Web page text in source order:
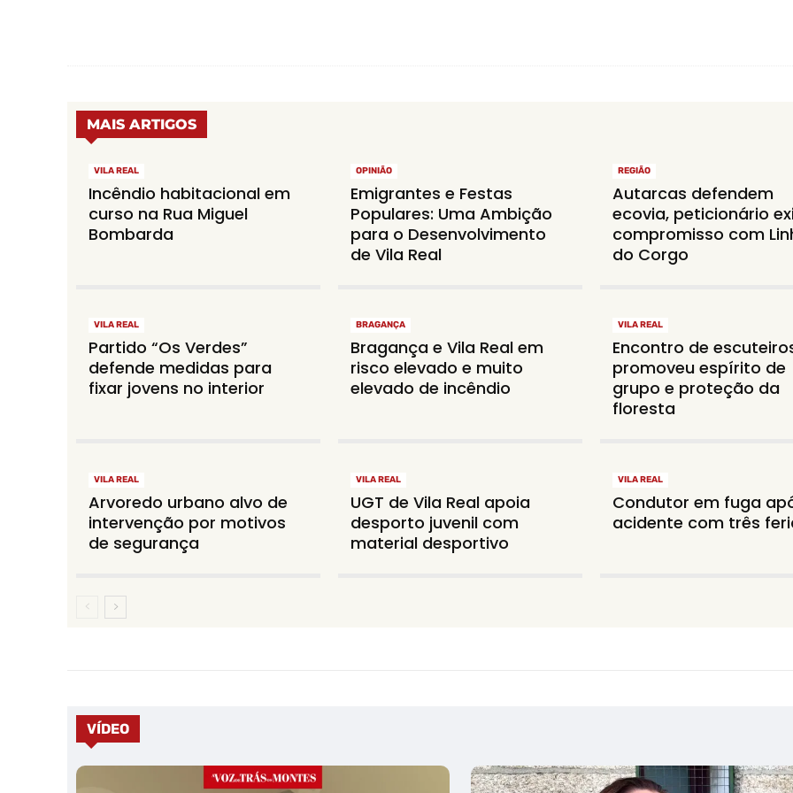
MAIS ARTIGOS
VILA REAL
Incêndio habitacional em
curso na Rua Miguel
Bombarda
OPINIÃO
Emigrantes e Festas
Populares: Uma Ambição
para o Desenvolvimento
de Vila Real
REGIÃO
Autarcas defendem
ecovia, peticionário
compromisso com
do Corgo
VILA REAL
Partido “Os Verdes”
defende medidas para
fixar jovens no interior
BRAGANÇA
Bragança e Vila Real em
risco elevado e muito
elevado de incêndio
VILA REAL
Encontro de
promoveu espírito de
grupo e proteção da
floresta
VILA REAL
Arvoredo urbano alvo de
intervenção por motivos
de segurança
VILA REAL
UGT de Vila Real apoia
desporto juvenil com
material desportivo
VILA REAL
Condutor em fuga
acidente com três
VÍDEO